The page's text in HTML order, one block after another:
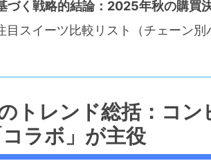
づく戦略的結論：2025年秋の購買
目スイーツ比較リスト（チェーン別
トレンド総括：コン
ラボ」が主役